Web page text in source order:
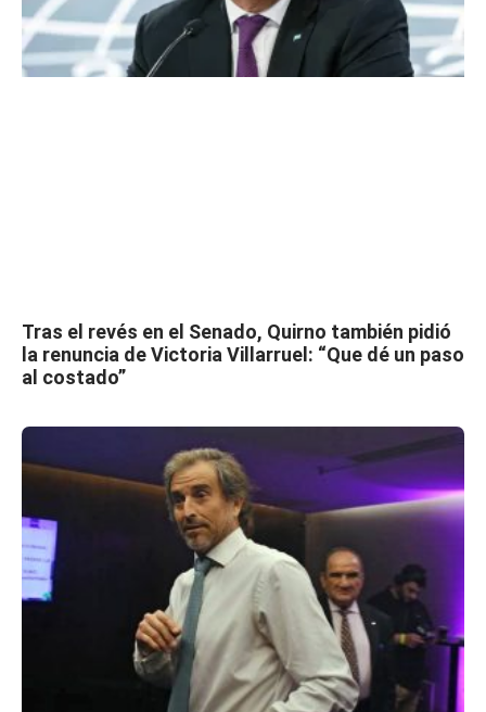
Tras el revés en el Senado, Quirno también pidió
la renuncia de Victoria Villarruel: “Que dé un paso
al costado”